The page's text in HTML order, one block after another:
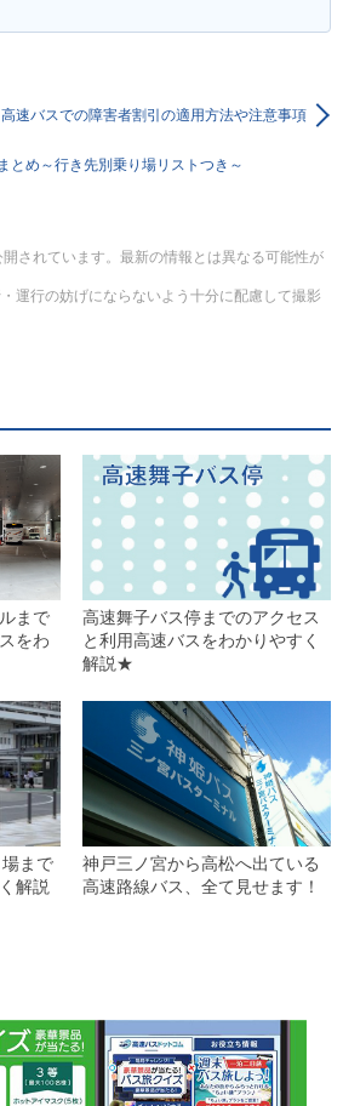
とめ～行き先別乗り場リストつき～
高速バスでの障害者割引の適用方法や注意事項
されています。最新の情報とは異なる可能性が
運行の妨げにならないよう十分に配慮して撮影
まで
をわ
高速舞子バス停までのアクセス
と利用高速バスをわかりやすく
解説★
まで
解説
神戸三ノ宮から高松へ出ている
高速路線バス、全て見せます！